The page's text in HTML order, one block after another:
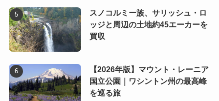
スノコルミー族、サリッシュ・ロ
ッジと周辺の土地約45エーカーを
買収
【2026年版】マウント・レーニア
国立公園｜ワシントン州の最高峰
を巡る旅